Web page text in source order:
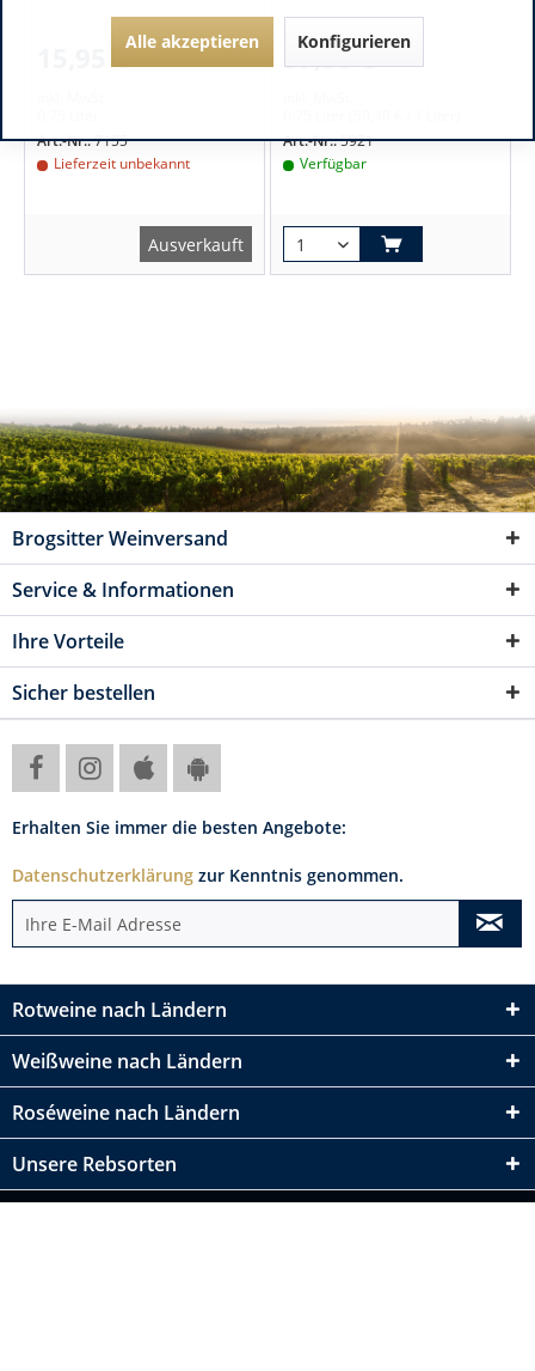
15,95 €
Art.-Nr.:7155
Lieferzeit unbekannt
Ausverkauft
37,80 €
Art.-Nr.:5921
Verfügbar
Brogsitter Weinversand
Service & Informationen
Ihre Vorteile
Sicher bestellen
Erhalten Sie immer die besten Angebote:
Datenschutzerklärung zur Kenntnis genommen.
Rotweine nach Ländern
Weißweine nach Ländern
Roséweine nach Ländern
Unsere Rebsorten
Alle akzeptieren Konfigurieren